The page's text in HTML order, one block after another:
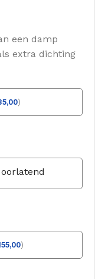
een damp
extra dichting
)
)